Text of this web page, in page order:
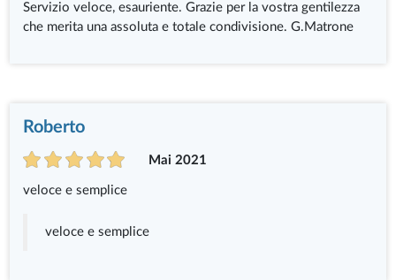
Servizio veloce, esauriente. Grazie per la vostra gentilezza
che merita una assoluta e totale condivisione. G.Matrone
Roberto
Mai 2021
veloce e semplice
veloce e semplice